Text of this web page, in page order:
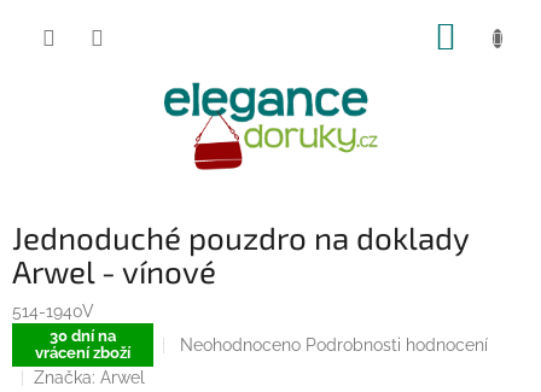
Jednoduché pouzdro na doklady
Arwel - vínové
514-1940V
30 dní na
vrácení zboží
Průměrné
Neohodnoceno Podrobnosti hodnocení
Značka: Arwel